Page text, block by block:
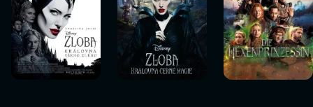
Sledovat
nyní
Sledovat
nyní
Sledovat
nyní
Sledovat
nyní
Sledovat
nyní
Sledovat
nyní